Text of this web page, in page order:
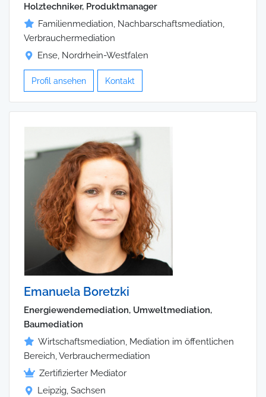
Holztechniker, Produktmanager
Familienmediation, Nachbarschaftsmediation,
Verbrauchermediation
Ense, Nordrhein-Westfalen
Profil ansehen Kontakt
Emanuela Boretzki
Energiewendemediation, Umweltmediation,
Baumediation
Wirtschaftsmediation, Mediation im öffentlichen
Bereich, Verbrauchermediation
Zertifizierter Mediator
Leipzig, Sachsen